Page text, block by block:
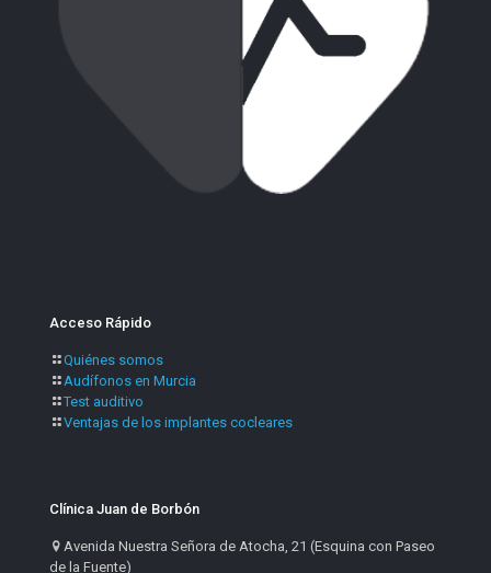
Acceso Rápido
Quiénes somos
Audífonos en Murcia
Test auditivo
Ventajas de los implantes cocleares
Clínica Juan de Borbón
Avenida Nuestra Señora de Atocha, 21 (Esquina con Paseo
de la Fuente)